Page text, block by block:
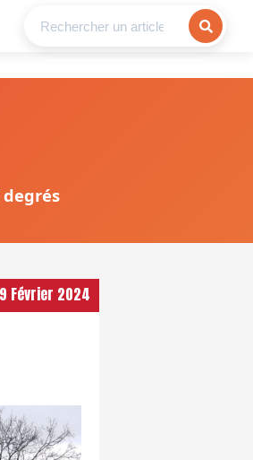
Février 2024